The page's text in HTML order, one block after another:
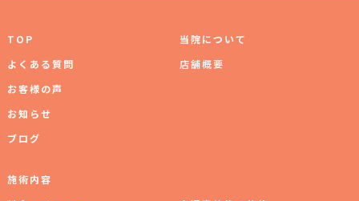
TOP
よくある質問
お客様の声
お知らせ
ブログ
当院について
店舗概要
施術内容